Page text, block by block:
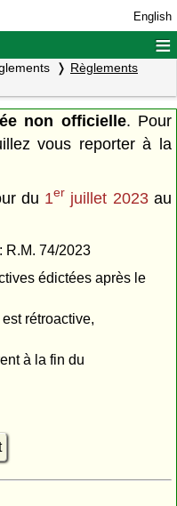
English
≡
Règlements
non officielle. Pour
vous reporter à la
du 1er juillet 2023au
R.M. 74/2023
édictées après le
rétroactive,
à la fin du